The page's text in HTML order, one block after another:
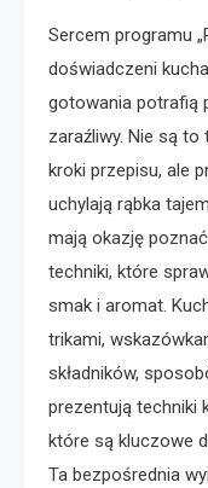
Sercem programu
doświadczeni
gotowania potrafią
zaraźliwy. Nie są
kroki przepisu, ale
uchylają rąbka
mają okazję
techniki, które
smak i aromat.
trikami,
składników,
prezentują techniki
które są kluczowe
Ta bezpośrednia